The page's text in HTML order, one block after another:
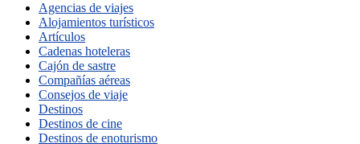
Agencias de viajes
Alojamientos turísticos
Artículos
Cadenas hoteleras
Cajón de sastre
Compañías aéreas
Consejos de viaje
Destinos
Destinos de cine
Destinos de enoturismo